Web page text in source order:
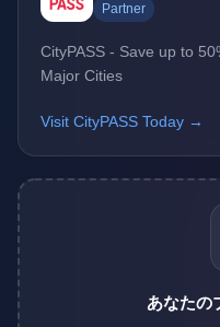
Partner
CityPASS - Save up to
Major Cities
Visit CityPASS Today →
あなたの